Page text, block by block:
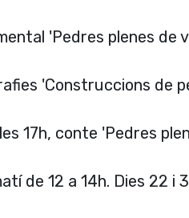
'Pedres plenes de
'Construccions de
17h, conte 'Pedres
de 12 a 14h. Dies 22